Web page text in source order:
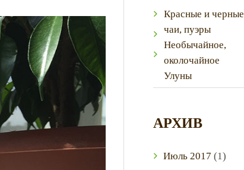
Красные и черные
чаи, пуэры
Необычайное,
околочайное
Улуны
АРХИВ
Июль 2017 (1)